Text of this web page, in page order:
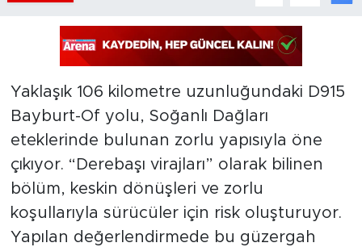
Yaklaşık 106 kilometre uzunluğundaki D915
Bayburt-Of yolu, Soğanlı Dağları
eteklerinde bulunan zorlu yapısıyla öne
çıkıyor. “Derebaşı virajları” olarak bilinen
bölüm, keskin dönüşleri ve zorlu
koşullarıyla sürücüler için risk oluşturuyor.
Yapılan değerlendirmede bu güzergah